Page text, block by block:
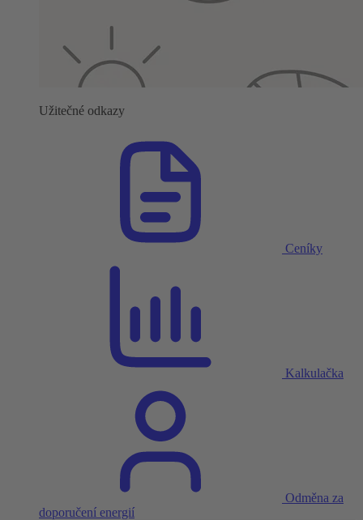
Užitečné odkazy
Ceníky
Kalkulačka
Odměna za
doporučení energií